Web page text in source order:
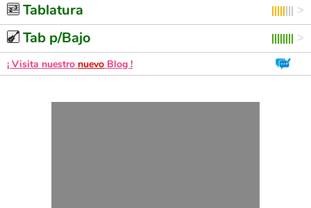
Tablatura
Tab p/Bajo
¡ Visita nuestro nuevo Blog !